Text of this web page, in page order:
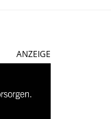
ANZEIGE